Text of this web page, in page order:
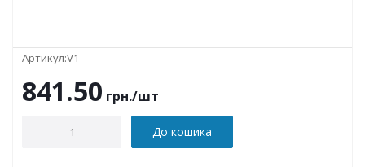
Артикул:V1
841.50 грн./шт
До кошика